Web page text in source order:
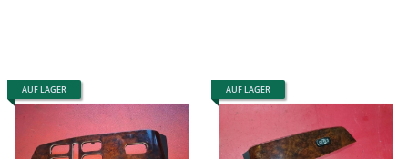
AUF LAGER AUF LAGER